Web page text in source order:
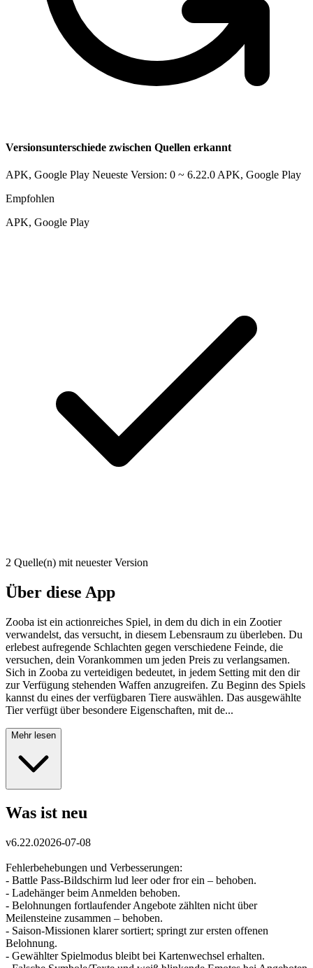
Versionsunterschiede zwischen Quellen erkannt
APK, Google Play Neueste Version: 0 ~ 6.22.0 APK, Google Play
Empfohlen
APK, Google Play
2 Quelle(n) mit neuester Version
Über diese App
Zooba ist ein actionreiches Spiel, in dem du dich in ein Zootier
verwandelst, das versucht, in diesem Lebensraum zu überleben. Du
erlebest aufregende Schlachten gegen verschiedene Feinde, die
versuchen, dein Vorankommen um jeden Preis zu verlangsamen.
Sich in Zooba zu verteidigen bedeutet, in jedem Setting mit den dir
zur Verfügung stehenden Waffen anzugreifen. Zu Beginn des Spiels
kannst du eines der verfügbaren Tiere auswählen. Das ausgewählte
Tier verfügt über besondere Eigenschaften, mit de...
Mehr lesen
Was ist neu
v6.22.02026-07-08
Fehlerbehebungen und Verbesserungen:
- Battle Pass-Bildschirm lud leer oder fror ein – behoben.
- Ladehänger beim Anmelden behoben.
- Belohnungen fortlaufender Angebote zählten nicht über
Meilensteine zusammen – behoben.
- Saison-Missionen klarer sortiert; springt zur ersten offenen
Belohnung.
- Gewählter Spielmodus bleibt bei Kartenwechsel erhalten.